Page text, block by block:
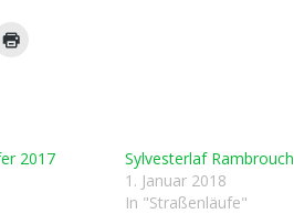
2017
Sylvesterlaf Rambrouch
1. Januar 2018
In "Straßenläufe"